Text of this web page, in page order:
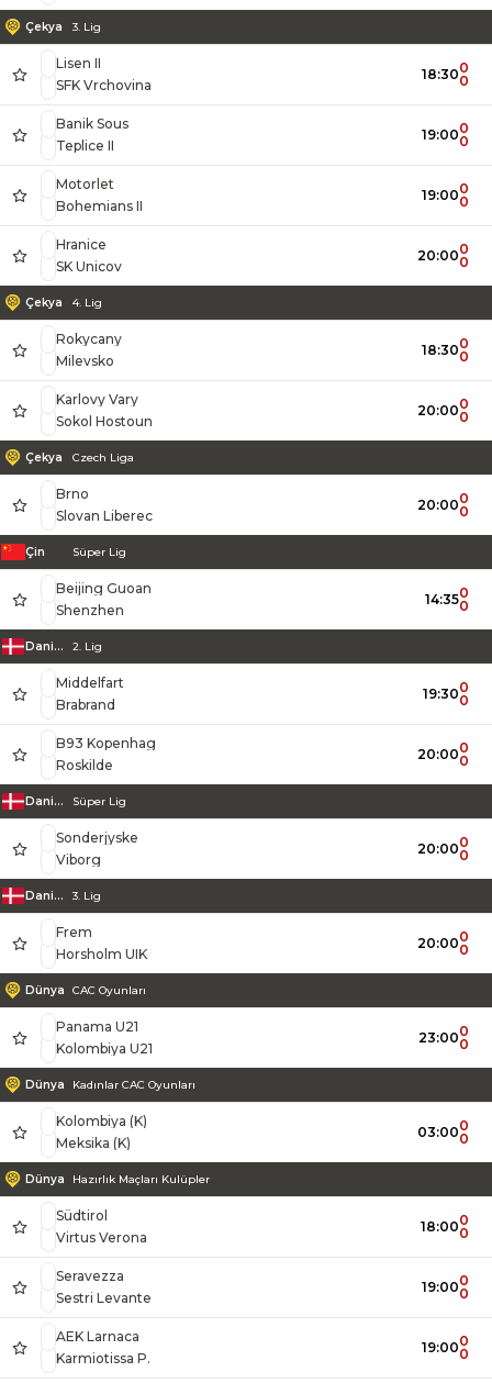
Çekya 3. Lig
Lisen II
SFK Vrchovina
18:300
0
Banik Sous
Teplice II
19:000
0
Motorlet
Bohemians II
19:000
0
Hranice
SK Unicov
20:000
0
Çekya 4. Lig
Rokycany
Milevsko
18:300
0
Karlovy Vary
Sokol Hostoun
20:000
0
Çekya Czech Liga
Brno
Slovan Liberec
20:000
0
Çin Süper Lig
Beijing Guoan
Shenzhen
14:350
0
Danimarka 2. Lig
Middelfart
Brabrand
19:300
0
B93 Kopenhag
Roskilde
20:000
0
Danimarka Süper Lig
Sonderjyske
Viborg
20:000
0
Danimarka 3. Lig
Frem
Horsholm UIK
20:000
0
Dünya CAC Oyunları
Panama U21
Kolombiya U21
23:000
0
Dünya Kadınlar CAC Oyunları
Kolombiya (K)
Meksika (K)
03:000
0
Dünya Hazırlık Maçları Kulüpler
Südtirol
Virtus Verona
18:000
0
Seravezza
Sestri Levante
19:000
0
AEK Larnaca
Karmiotissa P.
19:000
0